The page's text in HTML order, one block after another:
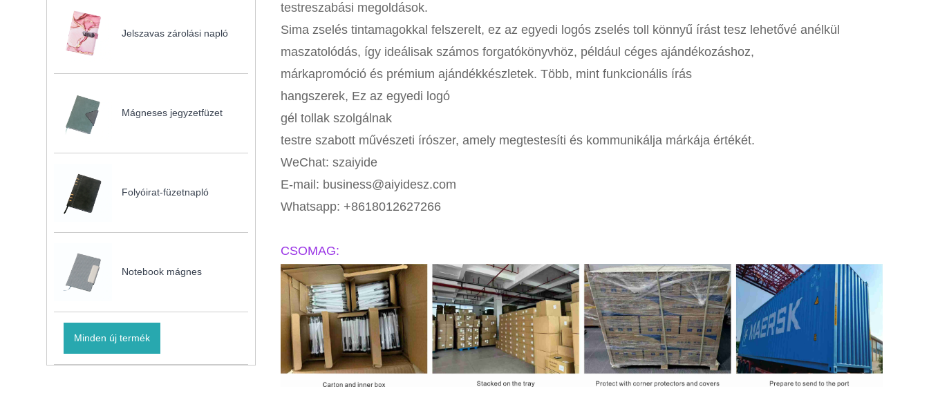
Jelszavas zárolási napló
Mágneses jegyzetfüzet
Folyóirat-füzetnapló
Notebook mágnes
Minden új termék
testreszabási megoldások.
Sima zselés tintamagokkal felszerelt, ez az egyedi logós zselés toll könnyű írást tesz lehetővé anélkül
maszatolódás, így ideálisak számos forgatókönyvhöz, például céges ajándékozáshoz,
márkapromóció és prémium ajándékkészletek. Több, mint funkcionális írás
hangszerek, Ez az egyedi logó
gél tollak szolgálnak
testre szabott művészeti írószer, amely megtestesíti és kommunikálja márkája értékét.
WeChat: szaiyide
E-mail: business@aiyidesz.com
Whatsapp: +8618012627266
CSOMAG: